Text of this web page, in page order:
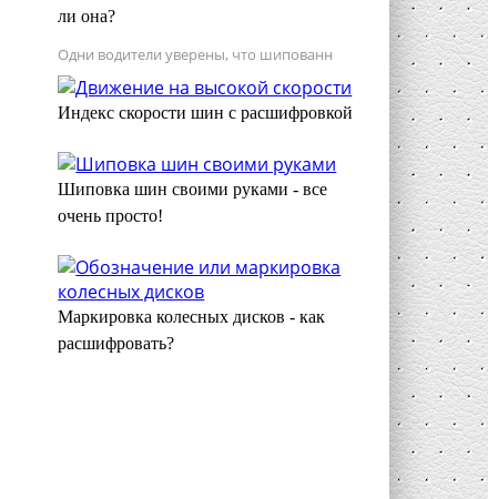
ли она?
Одни водители уверены, что шипованн
Индекс скорости шин с расшифровкой
Шиповка шин своими руками - все
очень просто!
Маркировка колесных дисков - как
расшифровать?